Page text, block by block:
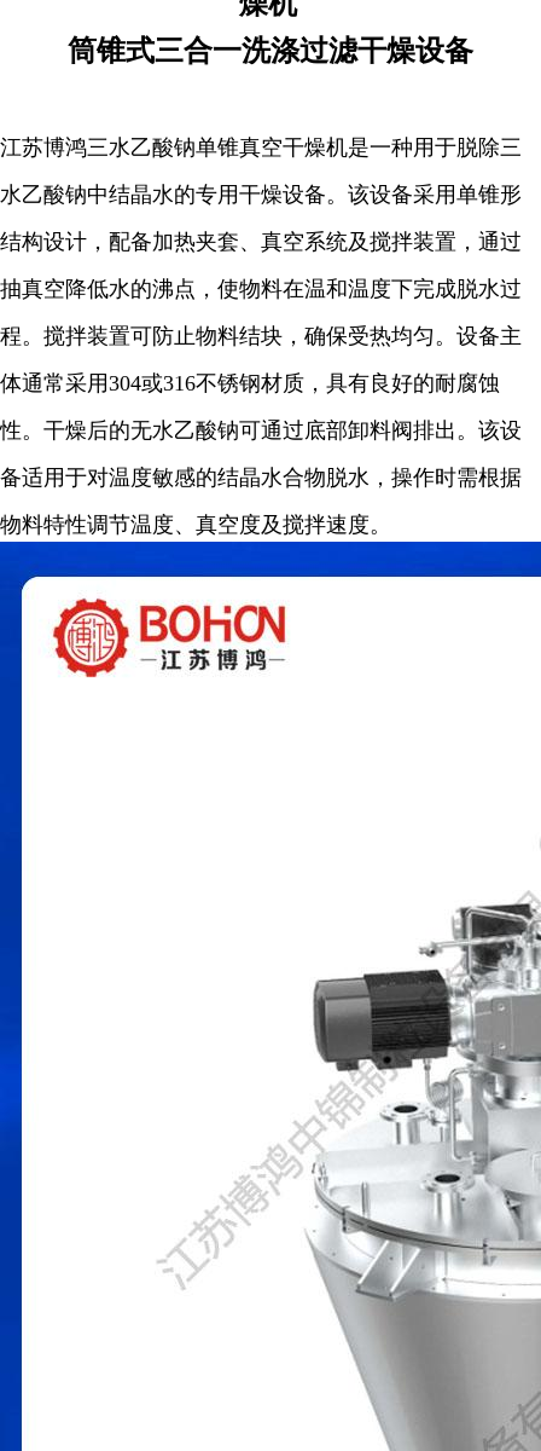
筒锥式三合一洗涤过滤干燥设备
江苏博鸿三水乙酸钠单锥真空干燥机是一种用于脱除三
水乙酸钠中结晶水的专用干燥设备。该设备采用单锥形
结构设计，配备加热夹套、真空系统及搅拌装置，通过
抽真空降低水的沸点，使物料在温和温度下完成脱水过
程。搅拌装置可防止物料结块，确保受热均匀。设备主
体通常采用304或316不锈钢材质，具有良好的耐腐蚀
性。干燥后的无水乙酸钠可通过底部卸料阀排出。该设
备适用于对温度敏感的结晶水合物脱水，操作时需根据
物料特性调节温度、真空度及搅拌速度。